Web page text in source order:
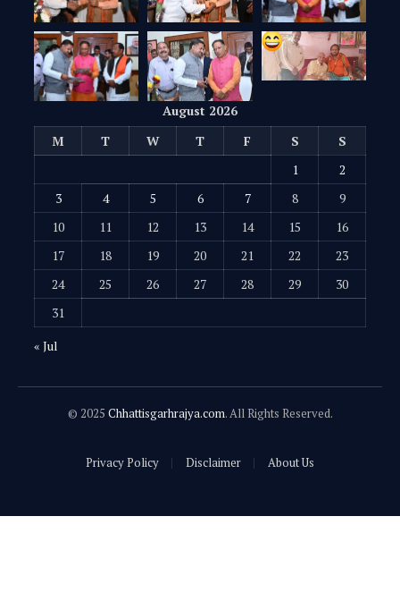
August 2026
M
T W T F S
S
1
2
3
4 5 6 7 8
9
10
11 12 13 14 15
16
17
18 19 20 21 22
23
24
25 26 27 28 29
30
31
« Jul
© 2025 Chhattisgarhrajya.com. All Rights Reserved.
Privacy Policy Disclaimer About Us